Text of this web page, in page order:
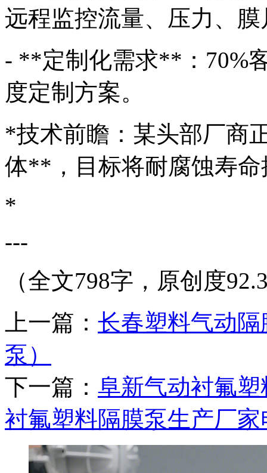
远程监控流量、压力、
- **定制化需求**：70%
度定制方案。
*技术前瞻：某头部厂商
体**，目标将耐腐蚀寿命
*
---
（全文798字，原创度
上一篇： 长春塑料气动隔
泵）
下一篇： 阜新气动衬氟
衬氟塑料隔膜泵生产厂家